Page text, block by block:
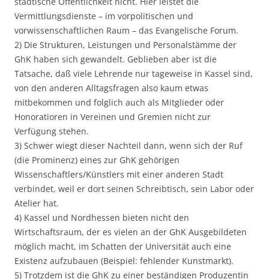
Vermittlungsdienste – im vorpolitischen und
vorwissenschaftlichen Raum – das Evangelische Forum.
2) Die Strukturen, Leistungen und Personalstämme der
GhK haben sich gewandelt. Geblieben aber ist die
Tatsache, daß viele Lehrende nur tageweise in Kassel sind,
von den anderen Alltagsfragen also kaum etwas
mitbekommen und folglich auch als Mitglieder oder
Honoratioren in Vereinen und Gremien nicht zur
Verfügung stehen.
3) Schwer wiegt dieser Nachteil dann, wenn sich der Ruf
(die Prominenz) eines zur GhK gehörigen
Wissenschaftlers/Künstlers mit einer anderen Stadt
verbindet, weil er dort seinen Schreibtisch, sein Labor oder
Atelier hat.
4) Kassel und Nordhessen bieten nicht den
Wirtschaftsraum, der es vielen an der GhK Ausgebildeten
möglich macht, im Schatten der Universität auch eine
Existenz aufzubauen (Beispiel: fehlender Kunstmarkt).
5) Trotzdem ist die GhK zu einer beständigen Produzentin